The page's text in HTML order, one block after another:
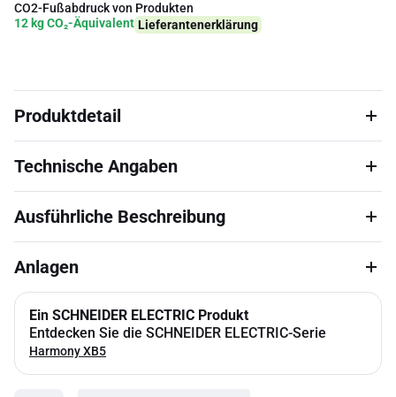
CO2-Fußabdruck von Produkten
12 kg CO₂-Äquivalent Lieferantenerklärung
Produktdetail
Technische Angaben
Ausführliche Beschreibung
Anlagen
Ein SCHNEIDER ELECTRIC Produkt
Entdecken Sie die SCHNEIDER ELECTRIC-Serie
Harmony XB5